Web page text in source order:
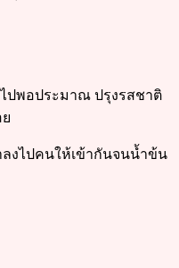
ปพอประมาณ ปรุงรสชาติ
งไปคนให้เข้ากันจนน้ำข้น